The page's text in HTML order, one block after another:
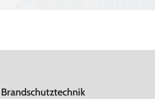
Brandschutztechnik